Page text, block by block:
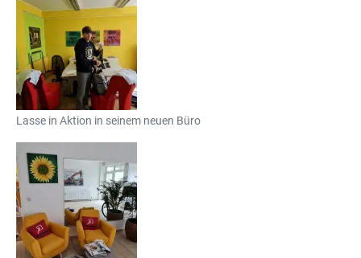
Lasse in Aktion in seinem neuen Büro